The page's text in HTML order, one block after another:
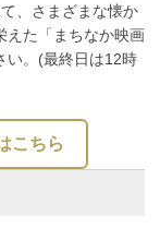
、さまざまな懐か
えた「まちなか映画
い。(最終日は12時
こちら